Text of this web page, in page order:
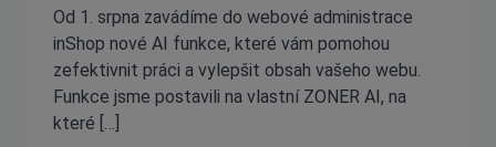
Od 1. srpna zavádíme do webové administrace
inShop nové AI funkce, které vám pomohou
zefektivnit práci a vylepšit obsah vašeho webu.
Funkce jsme postavili na vlastní ZONER AI, na
které […]